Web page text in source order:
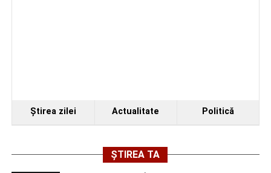
Ştirea zilei Actualitate Politică
ȘTIREA TA